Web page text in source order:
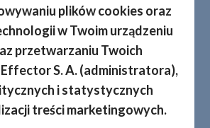
plików cookies oraz
w Twoim urządzeniu
przetwarzaniu Twoich
S. A. (administratora),
i statystycznych
treści marketingowych.
w zakresie
podatkowych Spółka
i wdrożyła procedury i
do zapewnienia
i terminowości realizacji
wynikających z przepisów